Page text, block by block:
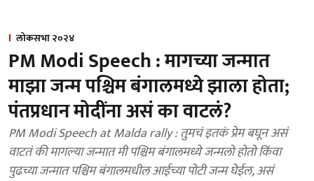
लोकसभा २०२४
PM Modi Speech : मागच्या जन्मात
माझा जन्म पश्चिम बंगालमध्ये झाला होता;
पंतप्रधान मोदींना असं का वाटलं?
PM Modi Speech at Malda rally : तुमचं इतकं प्रेम बघून असं
वाटतं की मागल्या जन्मात मी पश्चिम बंगालमध्ये जन्मलो होतो किंवा
पुढच्या जन्मात पश्चिम बंगालमधील आईच्या पोटी जन्म घेईल, असं